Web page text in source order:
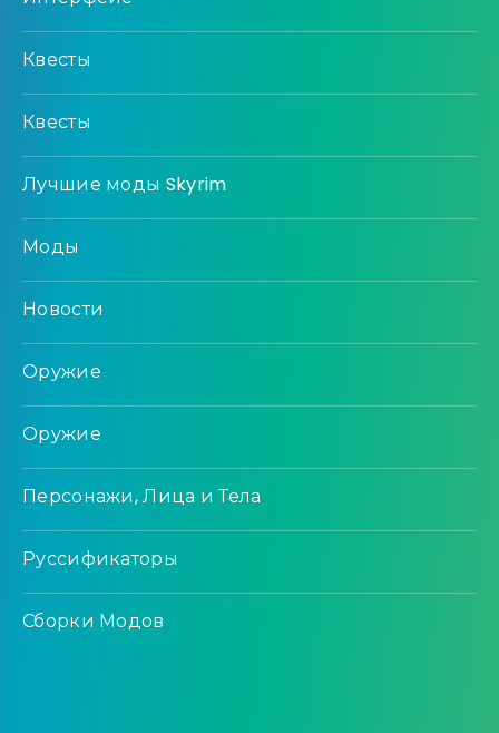
Квесты
Квесты
Лучшие моды Skyrim
Моды
Новости
Оружие
Оружие
Персонажи, Лица и Тела
Руссификаторы
Сборки Модов